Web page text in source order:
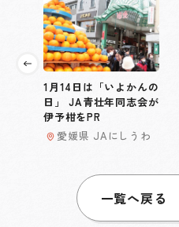
1月14日は「いよかんの
日」 JA青壮年同志会が
伊予柑をPR
愛媛県 JAにしうわ
一覧へ戻る